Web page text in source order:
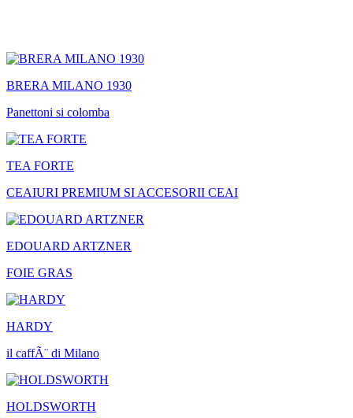
BRERA MILANO 1930
Panettoni si colomba
TEA FORTE
CEAIURI PREMIUM SI ACCESORII CEAI
EDOUARD ARTZNER
FOIE GRAS
HARDY
il caffÃ¨ di Milano
HOLDSWORTH